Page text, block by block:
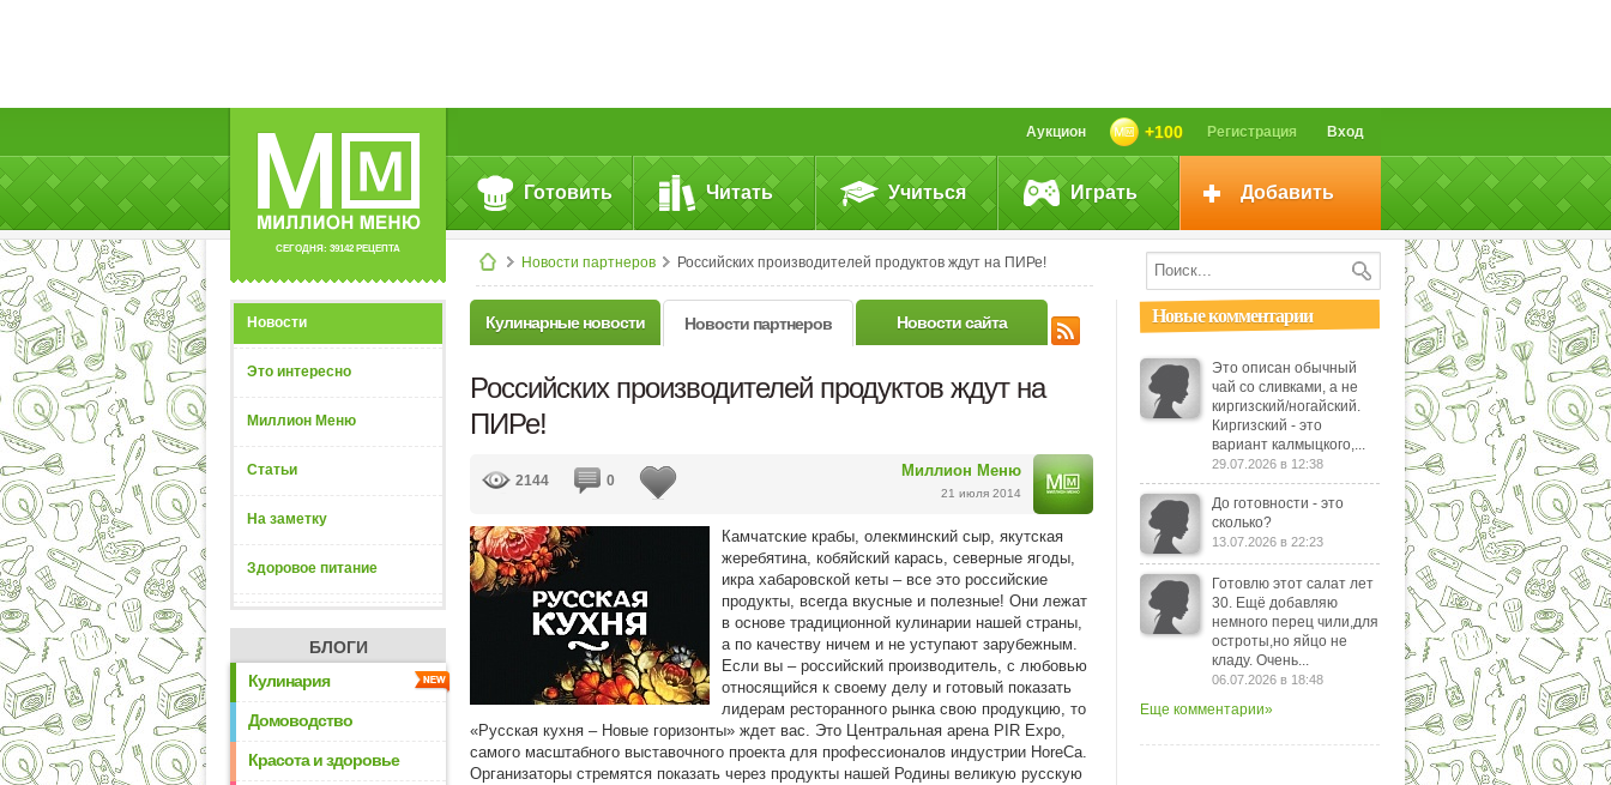
СЕГОДНЯ: 39142 РЕЦЕПТА
Вход
Регистрация
+100
Аукцион
Готовить Читать Учиться Играть Добавить
Новости партнеров Российских производителей продуктов ждут на ПИРе!
Новости
Это интересно
Миллион Меню
Статьи
На заметку
Здоровое питание
БЛОГИ
Кулинария
Домоводство
Красота и здоровье
Кулинарные новости Новости партнеров Новости сайта
Российских производителей продуктов ждут на
ПИРе!
Миллион Меню
21 июля 2014
2144 0
Камчатские крабы, олекминский сыр, якутская
жеребятина, кобяйский карась, северные ягоды,
икра хабаровской кеты – все это российские
продукты, всегда вкусные и полезные! Они лежат
в основе традиционной кулинарии нашей страны,
а по качеству ничем и не уступают зарубежным.
Если вы – российский производитель, с любовью
относящийся к своему делу и готовый показать
лидерам ресторанного рынка свою продукцию, то
«Русская кухня – Новые горизонты» ждет вас. Это Центральная арена PIR Expo,
самого масштабного выставочного проекта для профессионалов индустрии HoreCa.
Организаторы стремятся показать через продукты нашей Родины великую русскую
Новые комментарии
Это описан обычный
чай со сливками, а не
киргизский/ногайский.
Киргизский - это
вариант калмыцкого,...
29.07.2026 в 12:38
До готовности - это
сколько?
13.07.2026 в 22:23
Готовлю этот салат лет
30. Ещё добавляю
немного перец чили,для
остроты,но яйцо не
кладу. Очень...
06.07.2026 в 18:48
Еще комментарии»